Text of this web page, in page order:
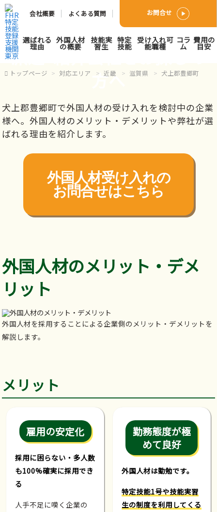
会社概要 よくある質問 お問合せ
選ばれる
理由
外国人材
の概要
技能実
習生
特定
技能
受け入れ可
能職種
コラ
ム
費用の
目安
犬上郡豊郷町で外国人人材
派遣･紹介会社をお探しの
方へ
トップページ 対応エリア 近畿 滋賀県 犬上郡豊郷町
犬上郡豊郷町で外国人材の受け入れを検討中の企業
様へ。外国人材のメリット・デメリットや弊社が選
ばれる理由を紹介します。
外国人材受け入れの
お問合せはこちら
外国人材のメリット・デメ
リット
外国人材を採用することによる企業側のメリット・デメリットを
解説します。
メリット
雇用の安定化
採用に困らない・多人数
も100%確実に採用でき
る
人手不足に嘆く企業の
勤務態度が極
めて良好
外国人材は勤勉です。
特定技能1号や技能実習
生の制度を利用してくる